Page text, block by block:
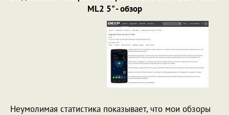
ML2 5" - обзор
Неумолимая статистика показывает, что мои обзоры